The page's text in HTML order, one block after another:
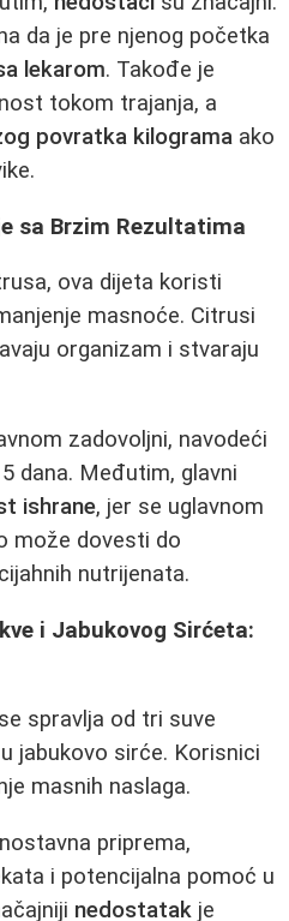
da je pre njenog početka
lekarom. Takođe je
tokom trajanja, a
povratka kilograma ako
sa Brzim Rezultatima
ova dijeta koristi
masnoće. Citrusi
organizam i stvaraju
zadovoljni, navodeći
dana. Međutim, glavni
ishrane, jer se uglavnom
može dovesti do
nutrijenata.
i Jabukovog Sirćeta:
spravlja od tri suve
jabukovo sirće. Korisnici
masnih naslaga.
priprema,
i potencijalna pomoć u
nedostatak je